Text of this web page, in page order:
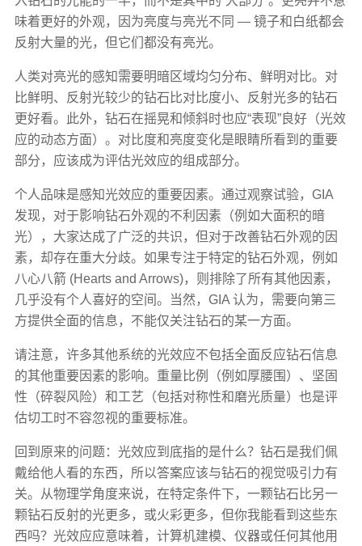
味着更好的外观，因为亮度与亮光不同 — 镜子和白纸都会
反射大量的光，但它们都没有亮光。
人类对亮光的感知需要明暗区域均匀分布、鲜明对比。对
比鲜明、反射光较少的钻石比对比度小、反射光多的钻石
更好看。此外，钻石在摇晃和倾斜时也应“表现”良好（光效
应的动态方面）。对比度和亮度变化是眼睛所看到的重要
部分，应该成为评估光效应的组成部分。
个人品味是感知光效应的重要因素。通过观察试验，GIA
发现，对于影响钻石外观的不利因素（例如大面积的暗
光），大家达成了广泛的共识，但对于改善钻石外观的因
素，却存在重大分歧。如果专注于特定的钻石外观，例如
八心八箭 (Hearts and Arrows)，则排除了所有其他因素，
几乎没有个人喜好的空间。当然，GIA 认为，需要向第三
方提供全面的信息，不能仅关注钻石的某一方面。
请注意，许多其他系统的光效应不包括全面反应钻石信息
的其他重要因素的影响。重量比例（例如厚腰围）、坚固
性（碎裂风险）和工艺（包括对称性和磨光质量）也是评
估切工时不容忽视的重要标准。
回到原来的问题：光效应到底指的是什么？钻石是我们佩
戴给他人看的东西，所以答案应该与钻石的视觉吸引力有
关。从物理学角度来说，在特定条件下，一颗钻石比另一
颗钻石反射的光更多，或火彩更多，但你我能看到这些东
西吗？光效应应意味着，计算机建模、仪器或任何其他用